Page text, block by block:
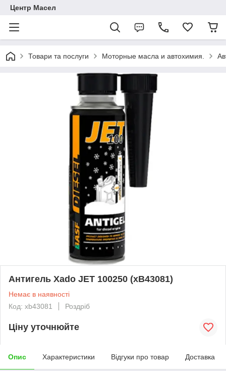
Центр Масел
Товари та послуги Моторные масла и автохимия.
Антигель Xado JET 100250 (xB43081)
Немає в наявності
Код: xb43081
Роздріб
Ціну уточнюйте
Опис Характеристики Відгуки про товар Доставка